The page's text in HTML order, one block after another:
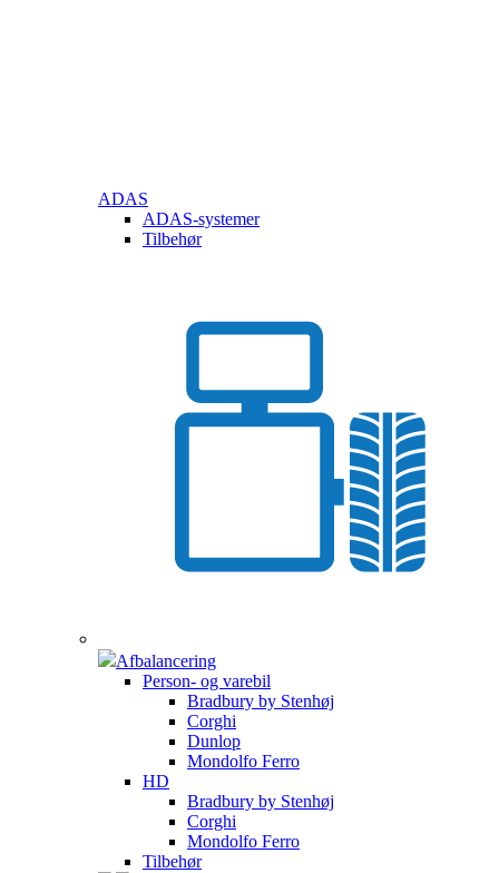
ADAS
ADAS-systemer
Tilbehør
Afbalancering
Person- og varebil
Bradbury by Stenhøj
Corghi
Dunlop
Mondolfo Ferro
HD
Bradbury by Stenhøj
Corghi
Mondolfo Ferro
Tilbehør